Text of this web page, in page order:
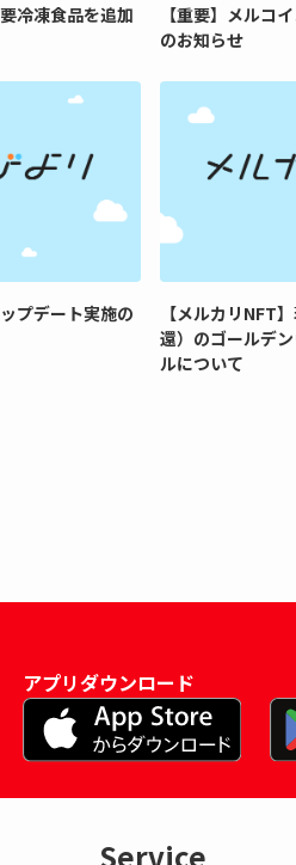
冷凍食品を追加
【重要】メルコ
のお知らせ
プデート実施の
【メルカリNFT
還）のゴールデ
ルについて
アプリダウンロード
Service